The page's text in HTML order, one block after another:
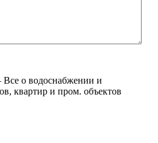
Все о водоснабжении и
квартир и пром. объектов